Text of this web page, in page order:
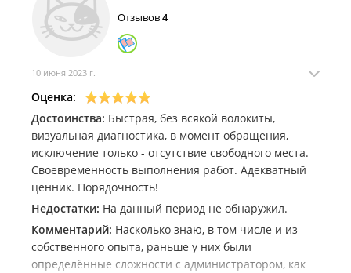
Отзывов4
10 июня 2023 г.
Оценка:
Достоинства: Быстрая, без всякой волокиты,
визуальная диагностика, в момент обращения,
исключение только - отсутствие свободного места.
Своевременность выполнения работ. Адекватный
ценник. Порядочность!
Недостатки: На данный период не обнаружил.
Комментарий: Насколько знаю, в том числе и из
собственного опыта, раньше у них были
определённые сложности с администратором, как